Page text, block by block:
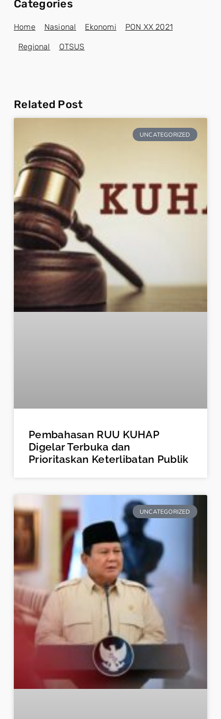
Categories
Home Nasional Ekonomi PON XX 2021
Regional OTSUS
Related Post
UNCATEGORIZED
Pembahasan RUU KUHAP
Digelar Terbuka dan
Prioritaskan Keterlibatan Publik
UNCATEGORIZED